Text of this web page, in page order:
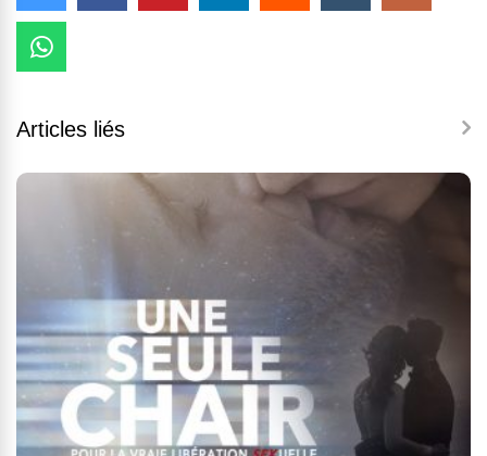
Articles liés